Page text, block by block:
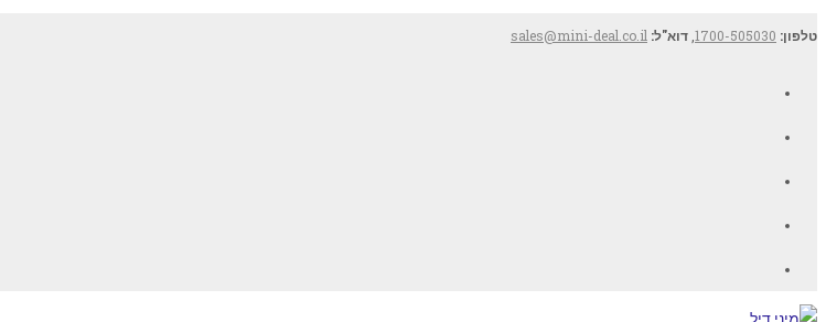
טלפון: 1700-505030 דוא"ל: sales@mini-deal.co.il